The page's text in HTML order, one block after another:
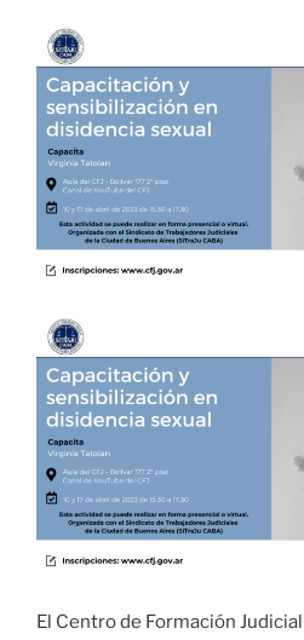
El Centro de Formación